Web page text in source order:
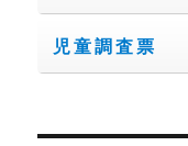
児童調査票